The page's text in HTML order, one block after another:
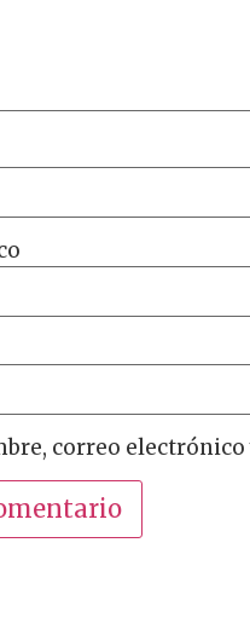
correo